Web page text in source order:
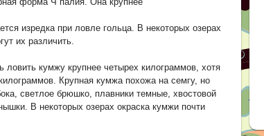
изредка при ловле гольца. В некоторых озерах
их различить.
кумжу крупнее четырех килограммов, хотя
Крупная кумжа похожа на семгу, но
светлое брюшко, плавники темные, хвостовой
В некоторых озерах окраска кумжи почти